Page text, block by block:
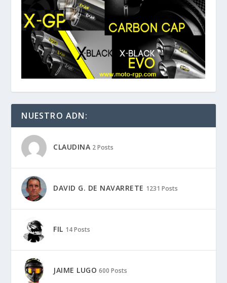
NUESTRO ADN:
CLAUDINA 2 Posts
DAVID G. DE NAVARRETE 1231 Posts
FIL 14 Posts
JAIME LUGO 600 Posts